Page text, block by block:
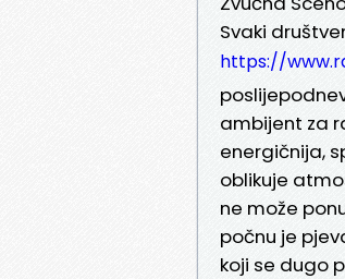
Svaki
https://
ambijent za
energičnija,
oblikuje
ne može
počnu je
koji se dugo